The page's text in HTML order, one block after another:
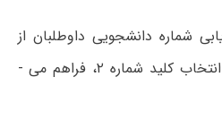
شماره دانشجویی داوطلبان از
طریق شماره تماس۴۷۴۳ و انتخاب کلید شماره ۲، فراهم می ­